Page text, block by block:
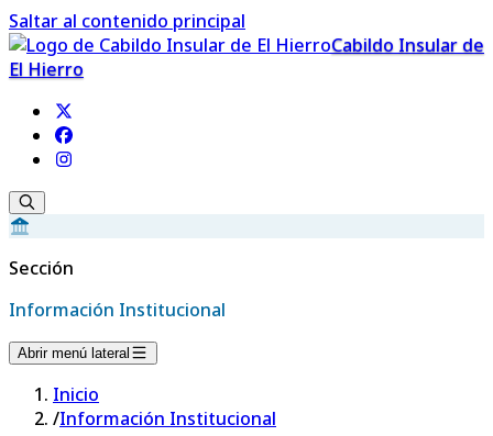
Saltar al contenido principal
Cabildo Insular de
El Hierro
Sección
Información Institucional
Abrir menú lateral
Inicio
/Información Institucional